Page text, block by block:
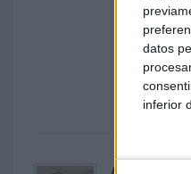
datos
inferior